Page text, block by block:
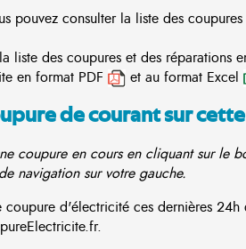
pouvez consulter la liste des
liste des coupures et des réparations
en format PDF
et au format Excel
de courant sur
coupure en cours en cliquant sur le
navigation sur votre gauche.
coupure d'électricité ces dernières